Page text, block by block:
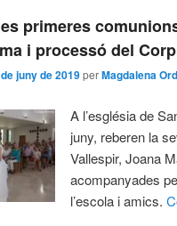
primeres
i processó del
juny de 2019perMagdalena
A l’església de
juny, reberen la
Vallespir, Joana
acompanyades
l’escola i amics.